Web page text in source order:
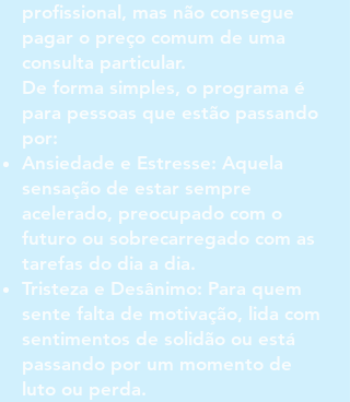
profissional, mas não consegue
pagar o preço comum de uma
consulta particular.
De forma simples, o programa é
para pessoas que estão passando
por:
Ansiedade e Estresse: Aquela
sensação de estar sempre
acelerado, preocupado com o
futuro ou sobrecarregado com as
tarefas do dia a dia.
Tristeza e Desânimo: Para quem
sente falta de motivação, lida com
sentimentos de solidão ou está
passando por um momento de
luto ou perda.